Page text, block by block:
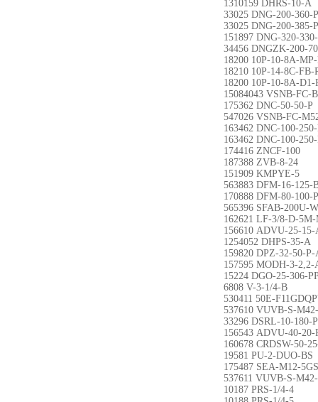
1310159 DHRS-10-A
33025 DNG-200-360-
33025 DNG-200-385-
151897 DNG-320-
34456 DNGZK-200-
18200 10P-10-8A-
18210 10P-14-8C-
18200 10P-10-8A-
15084043 VSNB-FC-
175362 DNC-50-50-P
547026 VSNB-FC-
163462 DNC-100-
163462 DNC-100-
174416 ZNCF-100
187388 ZVB-8-24
151909 KMPYE-5
563883 DFM-16-125-
170888 DFM-80-100-
565396 SFAB-200U-
162621 LF-3/8-D-
156610 ADVU-25-
1254052 DHPS-35-A
159820 DPZ-32-50-P-
157595 MODH-3-2,2-
15224 DGO-25-306-
6808 V-3-1/4-B
530411 50E-
537610 VUVB-S-
33296 DSRL-10-180-
156543 ADVU-40-20-
160678 CRDSW-50-
19581 PU-2-DUO-BS
175487 SEA-M12-
537611 VUVB-S-
10187 PRS-1/4-4